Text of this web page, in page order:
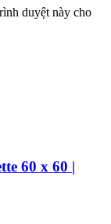
duyệt này cho
60 x 60 |